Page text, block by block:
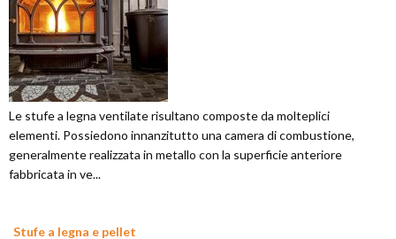
Le stufe a legna ventilate risultano composte da molteplici
elementi. Possiedono innanzitutto una camera di combustione,
generalmente realizzata in metallo con la superficie anteriore
fabbricata in ve...
Stufe a legna e pellet